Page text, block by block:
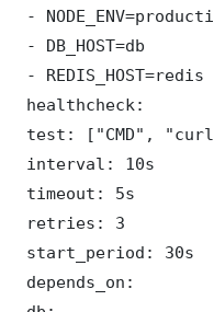
-
- DB_HOST=db
- REDIS_HOST=redis
healthcheck:
test: ["CMD",
interval: 10s
timeout: 5s
retries: 3
start_period: 30s
depends_on: